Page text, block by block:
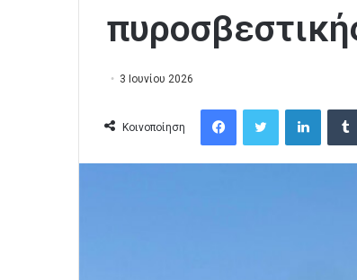
3 Ιουνίου 2026
Κοινοποίηση